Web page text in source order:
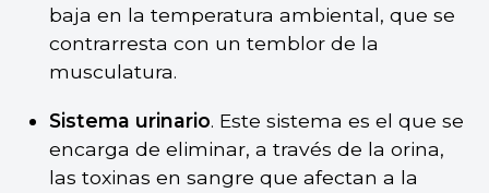
baja en la temperatura ambiental, que se
contrarresta con un temblor de la
musculatura.
Sistema urinario. Este sistema es el que se
encarga de eliminar, a través de la orina,
las toxinas en sangre que afectan a la